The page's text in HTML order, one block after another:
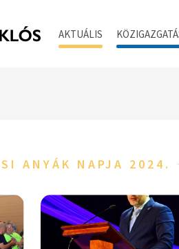
AKTUÁLIS
ANYÁK NAPJA 2024.